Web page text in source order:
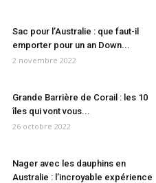
Sac pour l’Australie : que faut-il
emporter pour un an Down...
2 novembre 2022
Grande Barrière de Corail : les 10
îles qui vont vous...
26 octobre 2022
Nager avec les dauphins en
Australie : l’incroyable expérience